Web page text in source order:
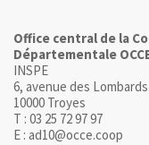
Office central de la
Départementale
INSPE
6, avenue des Lombards
10000 Troyes
T : 03 25 72 97 97
E : ad10@occe.coop